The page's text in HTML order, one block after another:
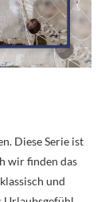
Diese Serie ist
wir finden das
und